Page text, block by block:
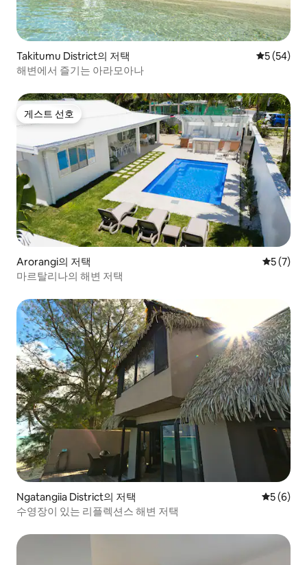
Takitumu District의 저택 평점 5점(5
5 (54)
해변에서 즐기는 아라모아나
게스트 선호
게스트 선호
Arorangi의 저택 평점 5점
5 (7)
마르탈리나의 해변 저택
Ngatangiia District의 저택 평점 5점
5 (6)
수영장이 있는 리플렉션스 해변 저택